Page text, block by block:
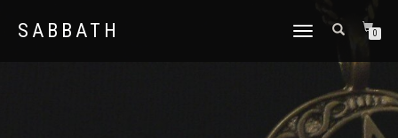
SABBATH
CAMBIAR
0